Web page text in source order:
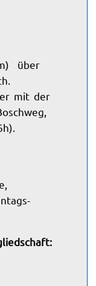
über
mit der